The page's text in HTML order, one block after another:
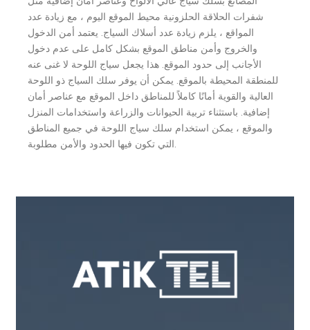
شفرات الحلاقة الحلزونية محيط الموقع اليوم ، مع زيادة عدد
المواقع ، يلزم زيادة عدد أسلاك السياج. يعتمد أمن الدخول
والخروج وأمن مناطق الموقع بشكل كامل على عدم دخول
الأجانب إلى حدود الموقع. هذا يجعل سياج اللوحة لا غنى عنه
للمنطقة المحيطة بالموقع. يمكن أن يوفر سلك السياج ذو اللوحة
العالية والقوية أمانًا كاملاً للمناطق داخل الموقع مع عناصر أمان
إضافية. باستثناء تربية الحيوانات والزراعة واستخدامات المنزل
والموقع ، يمكن استخدام سلك سياج اللوحة في جميع المناطق
التي تكون فيها الحدود والأمن مطلوبة.